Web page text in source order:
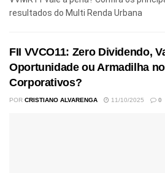
resultados do Multi Renda Urbana
FII VVCO11: Zero Dividendo,
Oportunidade ou Armadilha
Corporativos?
POR CRISTIANO ALVARENGA 11/10/2025 0